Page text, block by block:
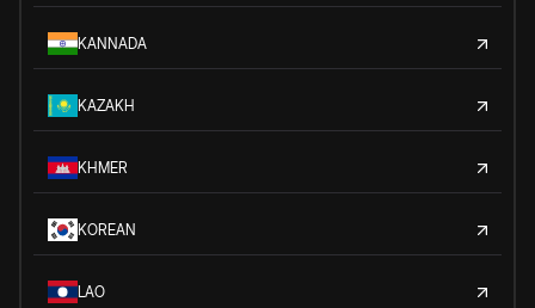
KANNADA
KAZAKH
KHMER
KOREAN
LAO